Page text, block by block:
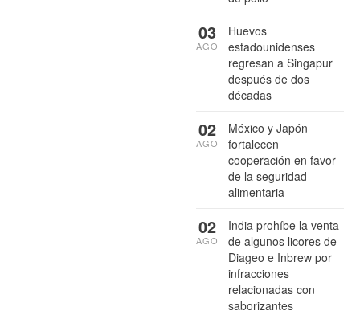
Huevos
estadounidenses
regresan a Singapur
después de dos
décadas
03
AGO
México y Japón
fortalecen
cooperación en favor
de la seguridad
alimentaria
02
AGO
India prohíbe la venta
de algunos licores de
Diageo e Inbrew por
infracciones
relacionadas con
saborizantes
02
AGO